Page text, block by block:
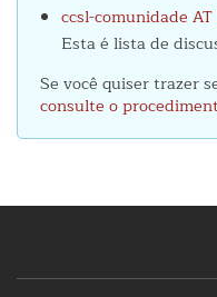
ccsl-comunidade
Esta é lista de
Se você quiser trazer
consulte o